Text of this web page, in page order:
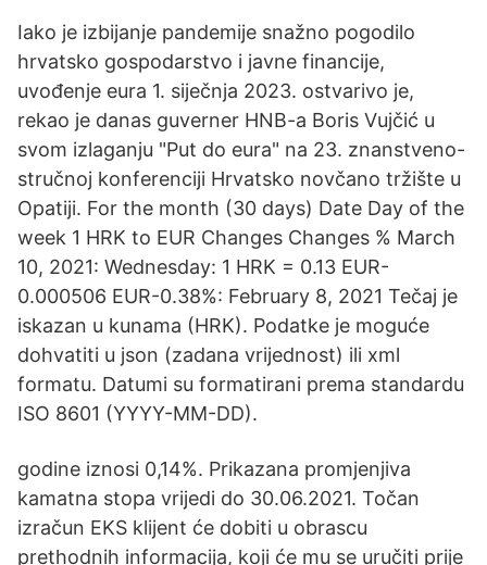
Iako je izbijanje pandemije snažno pogodilo
hrvatsko gospodarstvo i javne financije,
uvođenje eura 1. siječnja 2023. ostvarivo je,
rekao je danas guverner HNB-a Boris Vujčić u
svom izlaganju "Put do eura" na 23. znanstveno-
stručnoj konferenciji Hrvatsko novčano tržište u
Opatiji. For the month (30 days) Date Day of the
week 1 HRK to EUR Changes Changes % March
10, 2021: Wednesday: 1 HRK = 0.13 EUR-
0.000506 EUR-0.38%: February 8, 2021 Tečaj je
iskazan u kunama (HRK). Podatke je moguće
dohvatiti u json (zadana vrijednost) ili xml
formatu. Datumi su formatirani prema standardu
ISO 8601 (YYYY-MM-DD).
godine iznosi 0,14%. Prikazana promjenjiva
kamatna stopa vrijedi do 30.06.2021. Točan
izračun EKS klijent će dobiti u obrascu
prethodnih informacija, koji će mu se uručiti prije